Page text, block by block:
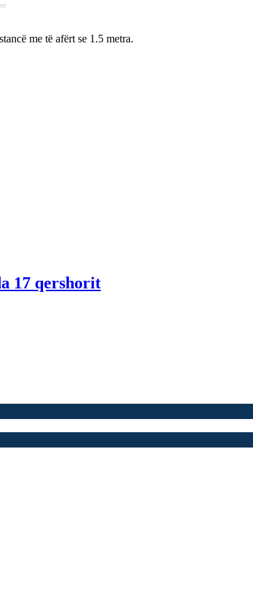
me të afërt se 1.5 metra.
17 qershorit